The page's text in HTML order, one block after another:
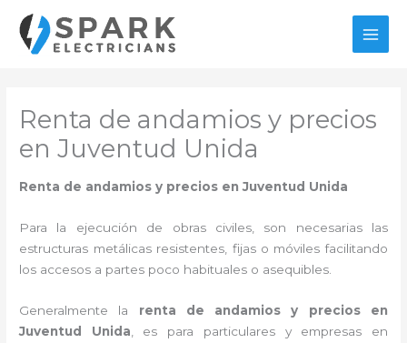
contenido
Renta de andamios y precios
en Juventud Unida
Renta de andamios y precios en Juventud Unida
Para la ejecución de obras civiles, son necesarias las
estructuras metálicas resistentes, fijas o móviles facilitando
los accesos a partes poco habituales o asequibles.
Generalmente la renta de andamios y precios en
Juventud Unida , es para particulares y empresas en